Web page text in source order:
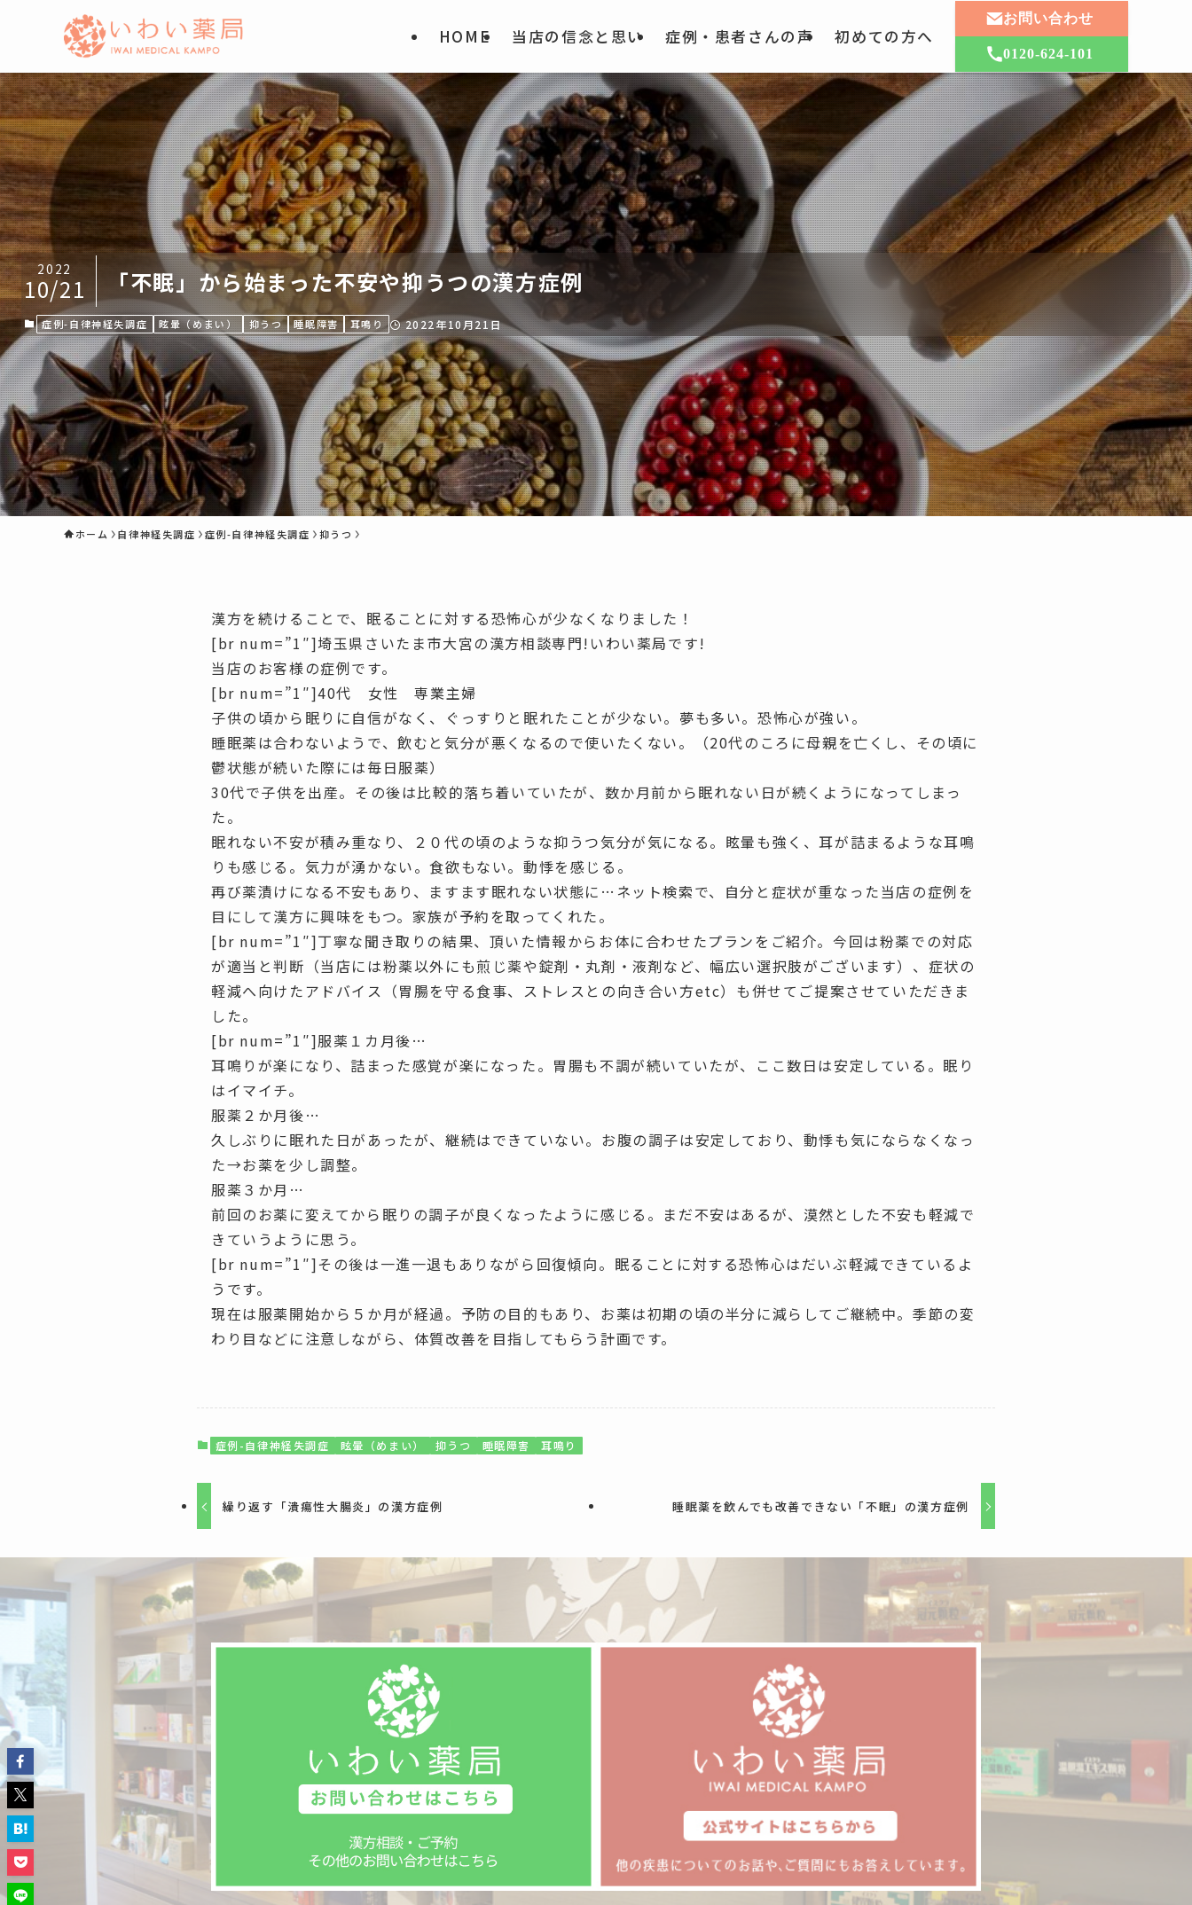
HOME 当店の信念と思い 症例・患者さんの声 初めての方へ
お問い合わせ
0120-624-101
「不眠」から始まった不安や抑うつの漢方症例
2022
10/21
症例-自律神経失調症 眩暈（めまい） 抑うつ 睡眠障害 耳鳴り 2022年10月21日
ホーム 自律神経失調症 症例-自律神経失調症 抑うつ
漢方を続けることで、眠ることに対する恐怖心が少なくなりました！
[br num=”1″]埼玉県さいたま市大宮の漢方相談専門!いわい薬局です!
当店のお客様の症例です。
[br num=”1″]40代 女性 専業主婦
子供の頃から眠りに自信がなく、
ぐっすりと眠れたことが少ない。夢も多い。恐怖心が強い。
睡眠薬は合わないようで、飲むと気分が悪くなるので使いたくない。（20代のころに母親を亡くし、その頃に
鬱状態が続いた際には毎日服薬）
30代で子供を出産。その後は比較的落ち着いていたが、数か月前から眠れない日が続くようになってしまっ
た。
眠れない不安が積み重なり、２０代の頃のような抑うつ気分が気になる。 眩暈も強く、耳が詰まるような耳鳴
り も感じる。 気力が湧かない。食欲もない。動悸を感じる。
再び薬漬けになる不安もあり、ますます眠れない状態に…ネット検索で、自分と症状が重なった当店の症例を
目にして漢方に興味をもつ。家族が予約を取ってくれた。
[br num=”1″]丁寧な聞き取りの結果、頂いた情報からお体に合わせたプランをご紹介。今回は粉薬での対応
が適当と判断（当店には粉薬以外にも煎じ薬や錠剤・丸剤・液剤など、幅広い選択肢がございます）、症状の
軽減へ向けたアドバイス（胃腸を守る食事、ストレスとの向き合い方etc）も併せてご提案させていただきま
した。
[br num=”1″]服薬１カ月後…
耳鳴りが楽になり、詰まった感覚が楽になった。胃腸も不調が続いていたが、ここ数日は安定している。眠り
はイマイチ。
服薬２か月後…
久しぶりに眠れた日があったが、継続はできていない。お腹の調子は安定しており、動悸も気にならなくなっ
た→お薬を少し調整。
服薬３か月…
前回のお薬に変えてから眠りの調子が良くなったように感じる。まだ不安はあるが、漠然とした不安も軽減で
きていうように思う。
[br num=”1″]その後は一進一退もありながら回復傾向。眠ることに対する恐怖心はだいぶ軽減できているよ
うです。
現在は服薬開始から５か月が経過。予防の目的もあり、お薬は初期の頃の半分に減らしてご継続中。季節の変
わり目などに注意しながら、体質改善を目指してもらう計画です。
症例-自律神経失調症 眩暈（めまい） 抑うつ 睡眠障害 耳鳴り
繰り返す「潰瘍性大腸炎」の漢方症例 睡眠薬を飲んでも改善できない「不眠」の漢方症例